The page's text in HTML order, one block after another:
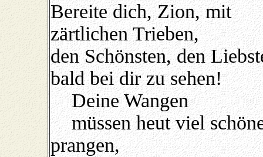
Bereite dich, Zion, mit
zärtlichen Trieben,
den Schönsten, den
bald bei dir zu sehen!
Deine Wangen
müssen heut viel
prangen,